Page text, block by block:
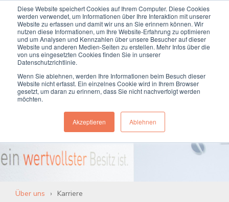
Diese Website speichert Cookies auf Ihrem Computer. Diese Cookies
werden verwendet, um Informationen über Ihre Interaktion mit unserer
Website zu erfassen und damit wir uns an Sie erinnern können. Wir
nutzen diese Informationen, um Ihre Website-Erfahrung zu optimieren
und um Analysen und Kennzahlen über unsere Besucher auf dieser
Website und anderen Medien-Seiten zu erstellen. Mehr Infos über die
von uns eingesetzten Cookies finden Sie in unserer
Datenschutzrichtlinie.
Wenn Sie ablehnen, werden Ihre Informationen beim Besuch dieser
Website nicht erfasst. Ein einzelnes Cookie wird in Ihrem Browser
gesetzt, um daran zu erinnern, dass Sie nicht nachverfolgt werden
möchten.
Akzeptieren Ablehnen
Termin online buchen Anrufen
Karriere
Über uns Karriere